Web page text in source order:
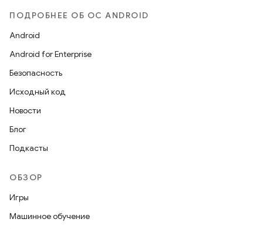
ПОДРОБНЕЕ ОБ ОС ANDROID
Android
Android for Enterprise
Безопасность
Исходный код
Новости
Блог
Подкасты
ОБЗОР
Игры
Машинное обучение